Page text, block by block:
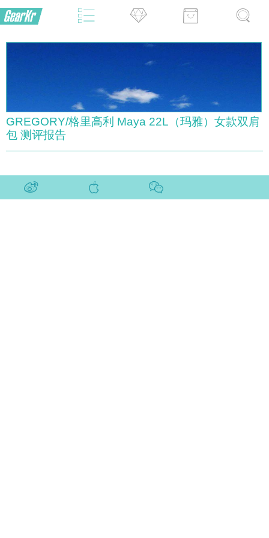
GREGORY/格里高利 Maya 22L（玛雅）女款双肩
包 测评报告